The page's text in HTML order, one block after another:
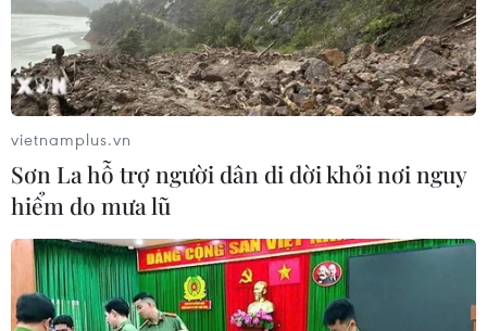
vietnamplus.vn
Sơn La hỗ trợ người dân di dời khỏi nơi nguy
hiểm do mưa lũ